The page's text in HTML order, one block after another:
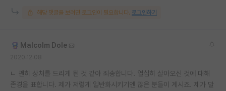
해당 댓글을 보려면 로그인이 필요합니다. 로그인하기
Malcolm Dole
ㄴ 괜히 상처를 드리게 된 것 같아 죄송합니다. 열심히 살아오신 것에 대해
존경을 표합니다. 제가 저렇게 일반화시키기엔 많은 분들이 계시죠. 제가 말